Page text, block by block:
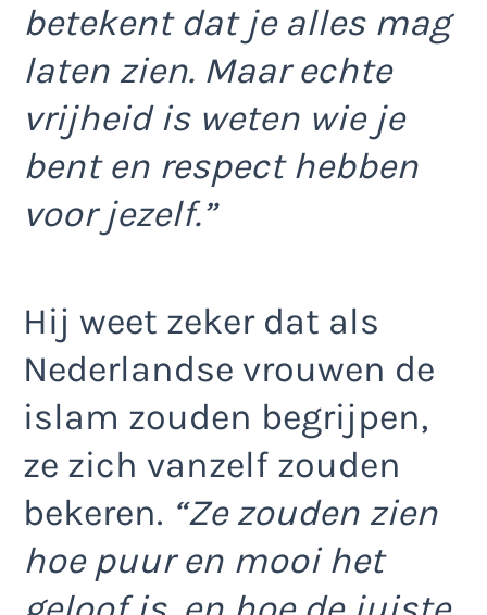
betekent dat je alles mag
laten zien. Maar echte
vrijheid is weten wie je
bent en respect hebben
voor jezelf.”
Hij weet zeker dat als
Nederlandse vrouwen de
islam zouden begrijpen,
ze zich vanzelf zouden
bekeren. “Ze zouden zien
hoe puur en mooi het